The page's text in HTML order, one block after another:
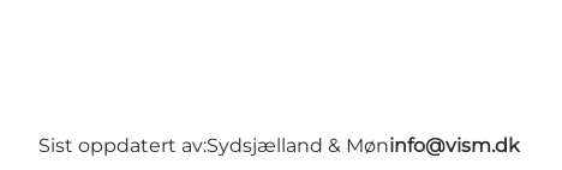
Sist oppdatert av:Sydsjælland & Møninfo@vism.dk